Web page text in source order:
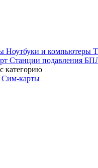
Ноутбуки и компьютеры
Станции подавления
категорию
Сим-карты